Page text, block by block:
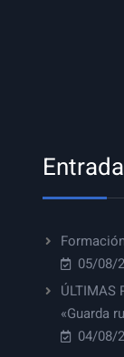
05/08/
ÚLTIMAS
«Guarda
04/08/